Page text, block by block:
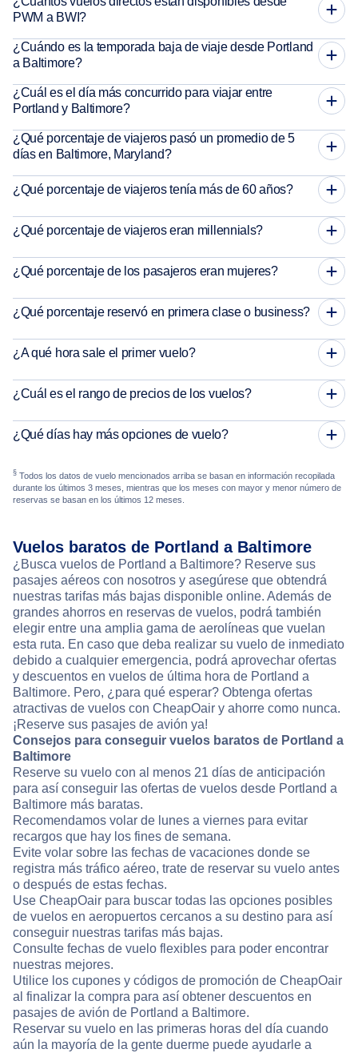
PWM a BWI?
¿Cuándo es la temporada baja de viaje desde Portland
a Baltimore?
¿Cuál es el día más concurrido para viajar entre
Portland y Baltimore?
¿Qué porcentaje de viajeros pasó un promedio de 5
días en Baltimore, Maryland?
¿Qué porcentaje de viajeros tenía más de 60 años?
¿Qué porcentaje de viajeros eran millennials?
¿Qué porcentaje de los pasajeros eran mujeres?
¿Qué porcentaje reservó en primera clase o business?
¿A qué hora sale el primer vuelo?
¿Cuál es el rango de precios de los vuelos?
¿Qué días hay más opciones de vuelo?
§ Todos los datos de vuelo mencionados arriba se basan en información recopilada
durante los últimos 3 meses, mientras que los meses con mayor y menor número de
reservas se basan en los últimos 12 meses.
Vuelos baratos de Portland a Baltimore
¿Busca vuelos de Portland a Baltimore? Reserve sus
pasajes aéreos con nosotros y asegúrese que obtendrá
nuestras tarifas más bajas disponible online. Además de
grandes ahorros en reservas de vuelos, podrá también
elegir entre una amplia gama de aerolíneas que vuelan
esta ruta. En caso que deba realizar su vuelo de inmediato
debido a cualquier emergencia, podrá aprovechar ofertas
y descuentos en vuelos de última hora de Portland a
Baltimore. Pero, ¿para qué esperar? Obtenga ofertas
atractivas de vuelos con CheapOair y ahorre como nunca.
¡Reserve sus pasajes de avión ya!
Consejos para conseguir vuelos baratos de Portland a
Baltimore
Reserve su vuelo con al menos 21 días de anticipación
para así conseguir las ofertas de vuelos desde Portland a
Baltimore más baratas.
Recomendamos volar de lunes a viernes para evitar
recargos que hay los fines de semana.
Evite volar sobre las fechas de vacaciones donde se
registra más tráfico aéreo, trate de reservar su vuelo antes
o después de estas fechas.
Use CheapOair para buscar todas las opciones posibles
de vuelos en aeropuertos cercanos a su destino para así
conseguir nuestras tarifas más bajas.
Consulte fechas de vuelo flexibles para poder encontrar
nuestras mejores.
Utilice los cupones y códigos de promoción de CheapOair
al finalizar la compra para así obtener descuentos en
pasajes de avión de Portland a Baltimore.
Reservar su vuelo en las primeras horas del día cuando
aún la mayoría de la gente duerme puede ayudarle a